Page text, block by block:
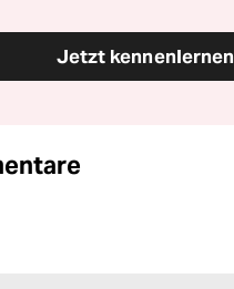
Jetzt kennenlernen